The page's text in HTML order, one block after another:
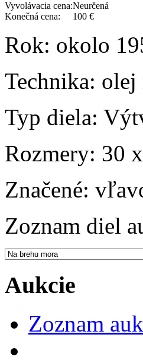
Vyvolávacia cena:Neurčená
Konečná cena:
100 €
Rok: okolo
Technika: olej
Typ diela:
Rozmery: 30
Značené:
Zoznam diel
Aukcie
Zoznam